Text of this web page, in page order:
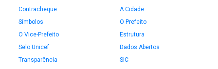
Contracheque
A Cidade
Símbolos
O Prefeito
O Vice-Prefeito
Estrutura
Selo Unicef
Dados Abertos
Transparência
SIC